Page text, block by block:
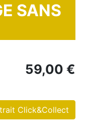
SANS
59,00 €
Click&Collect